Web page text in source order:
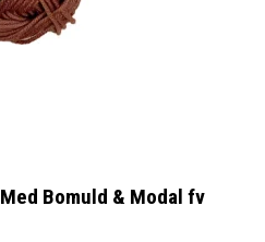
Bomuld & Modal fv